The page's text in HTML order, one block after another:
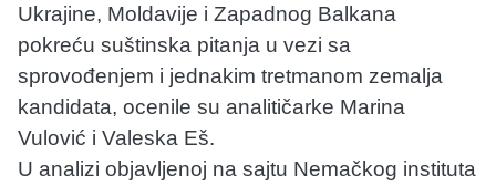
Ukrajine, Moldavije i Zapadnog Balkana
pokreću suštinska pitanja u vezi sa
sprovođenjem i jednakim tretmanom zemalja
kandidata, ocenile su analitičarke Marina
Vulović i Valeska Eš.
U analizi objavljenoj na sajtu Nemačkog instituta